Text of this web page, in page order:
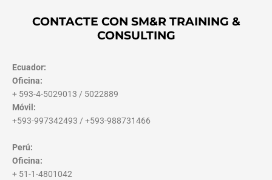
CONTACTE CON SM&R TRAINING &
CONSULTING
Ecuador:
Oficina:
+ 593-4-5029013 / 5022889
Móvil:
+593-997342493 / +593-988731466
Perú:
Oficina:
+ 51-1-4801042